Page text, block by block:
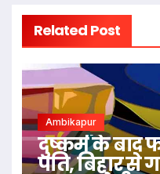
Related Post
Ambikapur
दुष्कर्म के बाद
पति, बिहार से